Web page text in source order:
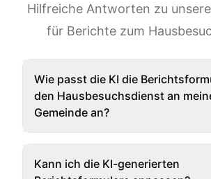
Hilfreiche Antworten zu
für Berichte zum
Wie passt die KI die
den Hausbesuchsdienst an
Gemeinde an?
Kann ich die KI-generierten